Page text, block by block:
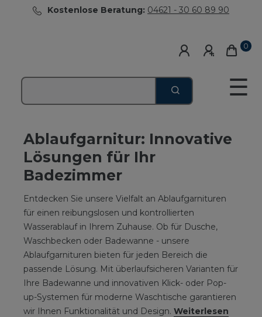
Kostenlose Beratung: 04621 - 30 60 89 90
0
☰
Ablaufgarnitur: Innovative
Lösungen für Ihr
Badezimmer
Entdecken Sie unsere Vielfalt an Ablaufgarnituren
für einen reibungslosen und kontrollierten
Wasserablauf in Ihrem Zuhause. Ob für Dusche,
Waschbecken oder Badewanne - unsere
Ablaufgarnituren bieten für jeden Bereich die
passende Lösung. Mit überlaufsicheren Varianten für
Ihre Badewanne und innovativen Klick- oder Pop-
up-Systemen für moderne Waschtische garantieren
wir Ihnen Funktionalität und Design. Weiterlesen